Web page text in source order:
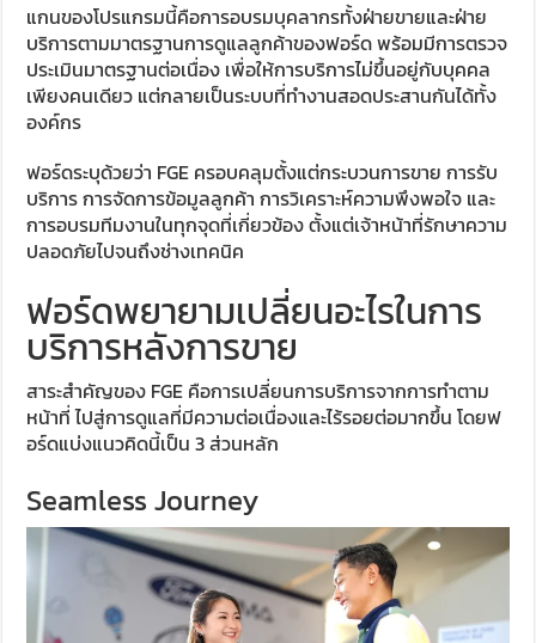
แกนของโปรแกรมนี้คือการอบรมบุคลากรทั้งฝ่ายขายและฝ่าย
บริการตามมาตรฐานการดูแลลูกค้าของฟอร์ด พร้อมมีการตรวจ
ประเมินมาตรฐานต่อเนื่อง เพื่อให้การบริการไม่ขึ้นอยู่กับบุคคล
เพียงคนเดียว แต่กลายเป็นระบบที่ทำงานสอดประสานกันได้ทั้ง
องค์กร
ฟอร์ดระบุด้วยว่า FGE ครอบคลุมตั้งแต่กระบวนการขาย การรับ
บริการ การจัดการข้อมูลลูกค้า การวิเคราะห์ความพึงพอใจ และ
การอบรมทีมงานในทุกจุดที่เกี่ยวข้อง ตั้งแต่เจ้าหน้าที่รักษาความ
ปลอดภัยไปจนถึงช่างเทคนิค
ฟอร์ดพยายามเปลี่ยนอะไรในการ
บริการหลังการขาย
สาระสำคัญของ FGE คือการเปลี่ยนการบริการจากการทำตาม
หน้าที่ ไปสู่การดูแลที่มีความต่อเนื่องและไร้รอยต่อมากขึ้น โดยฟ
อร์ดแบ่งแนวคิดนี้เป็น 3 ส่วนหลัก
Seamless Journey